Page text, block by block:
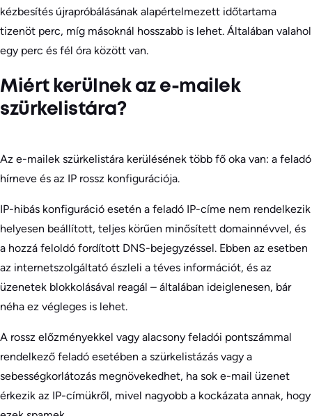
kézbesítés újrapróbálásának alapértelmezett időtartama
tizenöt perc, míg másoknál hosszabb is lehet. Általában valahol
egy perc és fél óra között van.
Miért kerülnek az e-mailek
szürkelistára?
Az e-mailek szürkelistára kerülésének több fő oka van: a feladó
hírneve és az IP rossz konfigurációja.
IP-hibás konfiguráció esetén a feladó IP-címe nem rendelkezik
helyesen beállított, teljes körűen minősített domainnévvel, és
a hozzá feloldó fordított DNS-bejegyzéssel. Ebben az esetben
az internetszolgáltató észleli a téves információt, és az
üzenetek blokkolásával reagál – általában ideiglenesen, bár
néha ez végleges is lehet.
A rossz előzményekkel vagy alacsony feladói pontszámmal
rendelkező feladó esetében a szürkelistázás vagy a
sebességkorlátozás megnövekedhet, ha sok e-mail üzenet
érkezik az IP-címükről, mivel nagyobb a kockázata annak, hogy